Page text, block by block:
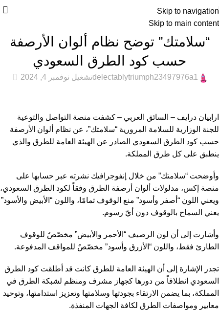
Skip to navigation
Skip to main content
“سلامتك” توضح نظام ألوان الأرصفة
حسب كود الطرق السعودي
delectablytriumph23497976a1تشغيل نوفمبر 4, 2024 0
ارابيان درايف – السائق العربي – كشفت منصة التواصل والتوعية
للجنة الوزارية للسلامة المرورية “سلامتك”، عن نظام ألوان الأرصفة
حسب كود الطرق السعودي الصادر عن الهيئة العامة للطرق والذي
ينطبق على كل طرق المملكة.
وأوضحت “سلامتك” من خلال إنفوجرافيك نشرته عبر حسابها على
منصة إكس، مدلولات ألوان أرصفة الطرق وفقاً لكود الطرق السعودي،
ويعني اللون “أصفر وأسود” منع الوقوف تمامًا، واللون “الأبيض والأسود”
يعني السماح بالوقوف دون أيّ رسوم.
وأشارت إلى أن لون الرصيف “الأحمر والأبيض” مخصّصٌ للوقوف
الطارئ فقط، واللون “الأزرق وأسود” مخصّصٌ للمواقف المدفوعة.
تجدر الإشارة إلى أن الهيئة العامة للطرق كانت قد أطلقت كود الطرق
السعودي انطلاقاً من دورها كجهاز مشرف ومنظم لشبكة الطرق في
المملكة، بما يضمن الارتقاء بجودتها وسلامتها وتعزيز استدامتها، وتوحيد
معايير ومواصفات الطرق لكافة الجهات المنفذة.